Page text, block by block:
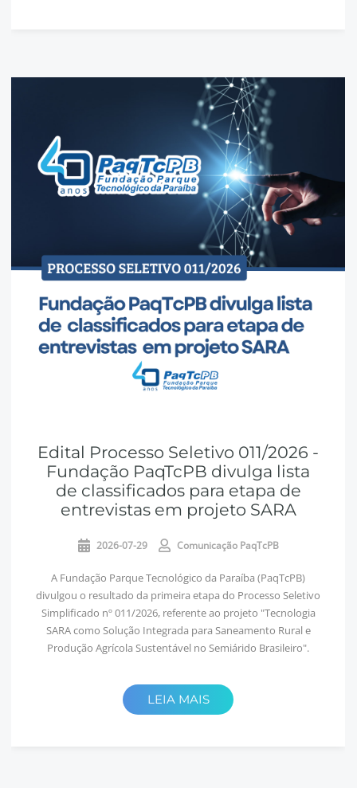
Edital Processo Seletivo 011/2026 -
Fundação PaqTcPB divulga lista
de classificados para etapa de
entrevistas em projeto SARA
2026-07-29 Comunicação PaqTcPB
A Fundação Parque Tecnológico da Paraíba (PaqTcPB)
divulgou o resultado da primeira etapa do Processo Seletivo
Simplificado nº 011/2026, referente ao projeto "Tecnologia
SARA como Solução Integrada para Saneamento Rural e
Produção Agrícola Sustentável no Semiárido Brasileiro".
LEIA MAIS